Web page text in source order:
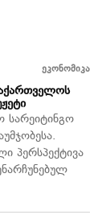
ეკონომიკა
სარეიტინგო
პერსპექტივა